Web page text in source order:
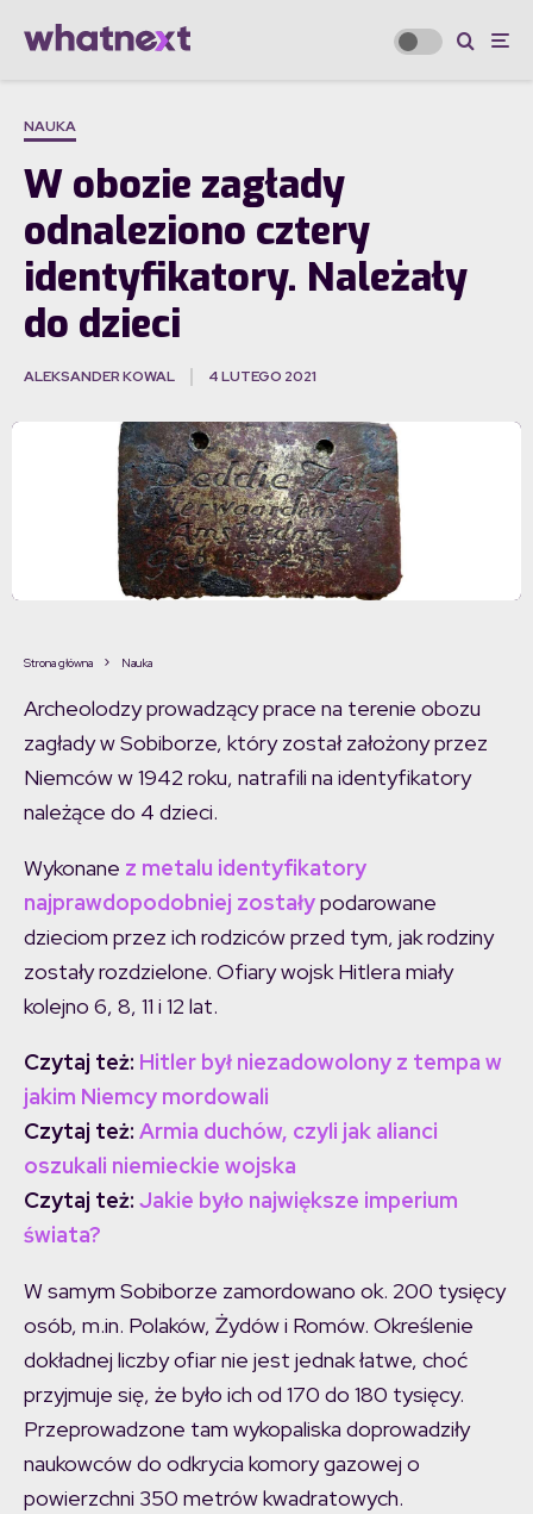
NAUKA
W obozie zagłady
odnaleziono cztery
identyfikatory. Należały
do dzieci
ALEKSANDER KOWAL 4 LUTEGO 2021
Strona główna Nauka
Archeolodzy prowadzący prace na terenie obozu
zagłady w Sobiborze, który został założony przez
Niemców w 1942 roku, natrafili na identyfikatory
należące do 4 dzieci.
Wykonane z metalu identyfikatory
najprawdopodobniej zostałypodarowane
dzieciom przez ich rodziców przed tym, jak rodziny
zostały rozdzielone. Ofiary wojsk Hitlera miały
kolejno 6, 8, 11 i 12 lat.
Czytaj też: Hitler był niezadowolony z tempa w
jakim Niemcy mordowali
Czytaj też: Armia duchów, czyli jak alianci
oszukali niemieckie wojska
Czytaj też: Jakie było największe imperium
świata?
W samym Sobiborze zamordowano ok. 200 tysięcy
osób, m.in. Polaków, Żydów i Romów. Określenie
dokładnej liczby ofiar nie jest jednak łatwe, choć
przyjmuje się, że było ich od 170 do 180 tysięcy.
Przeprowadzone tam wykopaliska doprowadziły
naukowców do odkrycia komory gazowej o
powierzchni 350 metrów kwadratowych.